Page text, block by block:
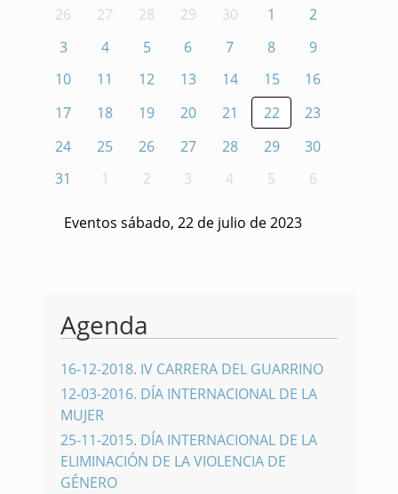
26 27 28 29 30 1
2
3
4 5 6 7 8
9
10
11 12 13 14 15
16
17
18 19 20 21 22
23
24
25 26 27 28 29
30
31
1 2 3 4 5 6
Eventos sábado, 22 de julio de 2023
Agenda
16-12-2018. IV CARRERA DEL GUARRINO
12-03-2016. DÍA INTERNACIONAL DE LA
MUJER
25-11-2015. DÍA INTERNACIONAL DE LA
ELIMINACIÓN DE LA VIOLENCIA DE
GÉNERO